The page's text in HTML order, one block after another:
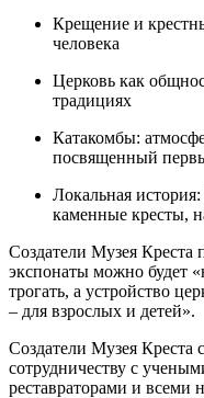
Крещение и
человека
Церковь как
традициях
Катакомбы:
посвященный
Локальная
каменные кресты,
Создатели Музея Креста
экспонаты можно будет
трогать, а устройство
– для взрослых и детей».
Создатели Музея
сотрудничеству с
реставраторами и